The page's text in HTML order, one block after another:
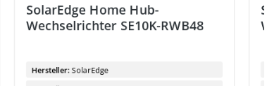
SolarEdge Home Hub-
Wechselrichter SE10K-RWB48
Hersteller: SolarEdge